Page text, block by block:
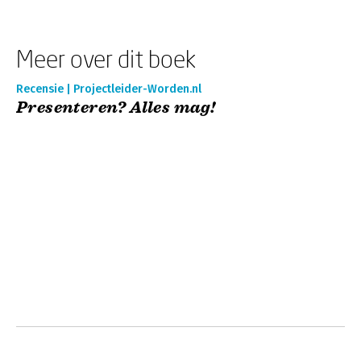
Meer over dit boek
Recensie | Projectleider-Worden.nl
Presenteren? Alles mag!